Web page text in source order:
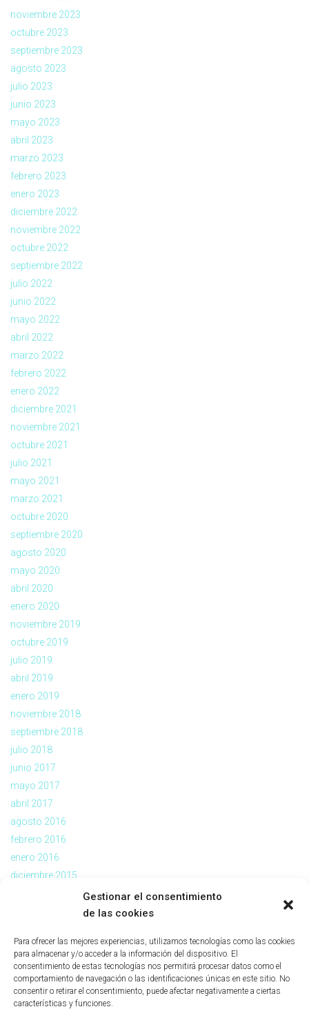
Gestionar el consentimiento
de las cookies
Para ofrecer las mejores experiencias, utilizamos tecnologías como las cookies
para almacenar y/o acceder a la información del dispositivo. El
consentimiento de estas tecnologías nos permitirá procesar datos como el
comportamiento de navegación o las identificaciones únicas en este sitio. No
consentir o retirar el consentimiento, puede afectar negativamente a ciertas
características y funciones.
noviembre 2023
octubre 2023
septiembre 2023
agosto 2023
julio 2023
junio 2023
mayo 2023
abril 2023
marzo 2023
febrero 2023
enero 2023
diciembre 2022
noviembre 2022
octubre 2022
septiembre 2022
julio 2022
junio 2022
mayo 2022
abril 2022
marzo 2022
febrero 2022
enero 2022
diciembre 2021
noviembre 2021
octubre 2021
julio 2021
mayo 2021
marzo 2021
octubre 2020
septiembre 2020
agosto 2020
mayo 2020
abril 2020
enero 2020
noviembre 2019
octubre 2019
julio 2019
abril 2019
enero 2019
noviembre 2018
septiembre 2018
julio 2018
junio 2017
mayo 2017
abril 2017
agosto 2016
febrero 2016
enero 2016
diciembre 2015
mayo 2012
octubre 2011
julio 2011